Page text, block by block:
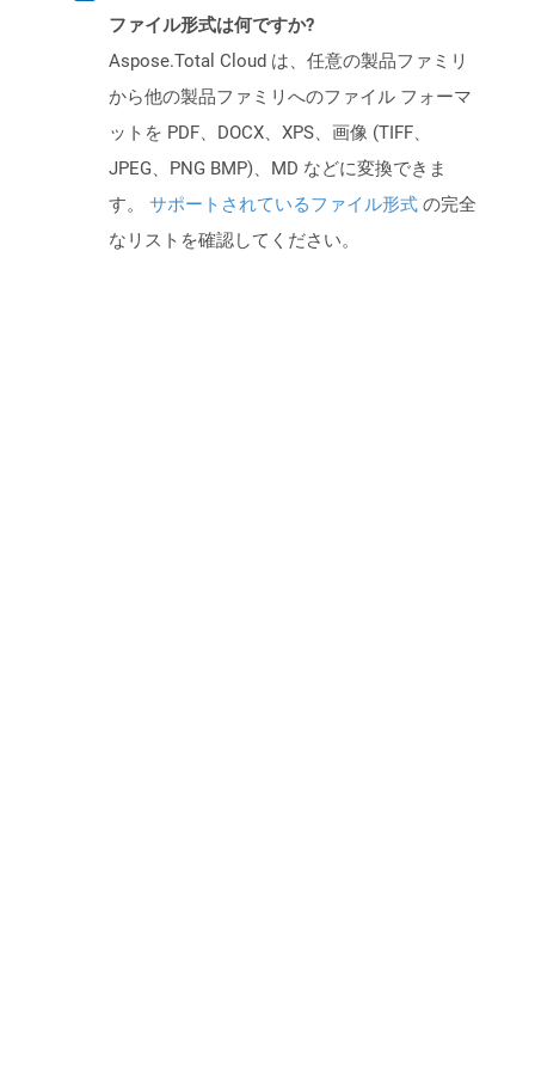
ファイル形式は何ですか?
Aspose.Total Cloud は、任意の製品ファミリ
から他の製品ファミリへのファイル フォーマ
ットを PDF、DOCX、XPS、画像 (TIFF、
JPEG、PNG BMP)、MD などに変換できま
す。 サポートされているファイル形式 の完全
なリストを確認してください。